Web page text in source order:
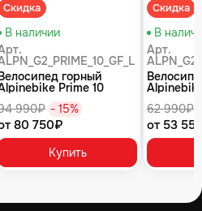
Скидка
В наличии
горный
Prime 10
990₽ - 15%
80 750₽
Купить
Скидка
В
Арт.
62 990₽
от 53